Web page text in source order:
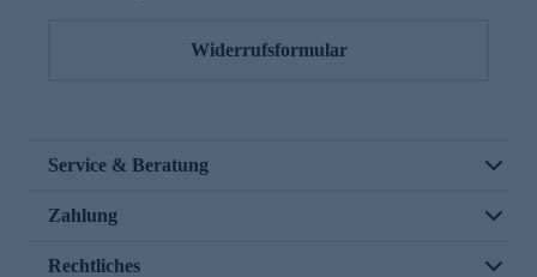
Widerrufsformular
Service & Beratung
Zahlung
Rechtliches